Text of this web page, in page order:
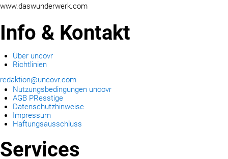
www.daswunderwerk.com
Info & Kontakt
Über uncovr
Richtlinien
redaktion@uncovr.com
Nutzungsbedingungen uncovr
AGB PResstige
Datenschutzhinweise
Impressum
Haftungsausschluss
Services